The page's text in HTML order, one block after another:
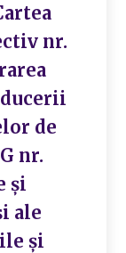
nr.
de
nr.
și
ale
și